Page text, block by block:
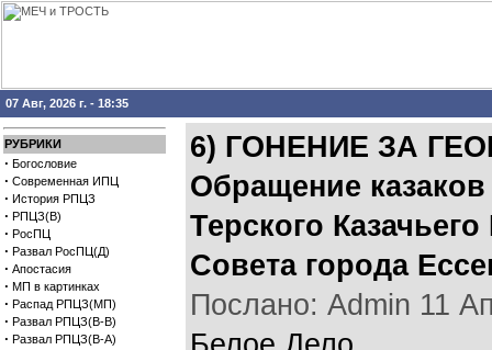
07 Авг, 2026 г. - 18:35
РУБРИКИ
· Богословие
· Современная ИПЦ
· История РПЦЗ
· РПЦЗ(В)
· РосПЦ
· Развал РосПЦ(Д)
· Апостасия
· МП в картинках
· Распад РПЦЗ(МП)
· Развал РПЦЗ(В-В)
· Развал РПЦЗ(В-А)
6) ГОНЕНИЕ ЗА
Обращение казаков
Терского
Совета города
Послано: Admin 11